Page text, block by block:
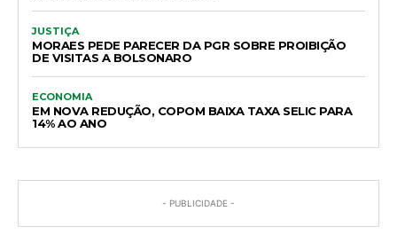
JUSTIÇA
MORAES PEDE PARECER DA PGR SOBRE PROIBIÇÃO
DE VISITAS A BOLSONARO
ECONOMIA
EM NOVA REDUÇÃO, COPOM BAIXA TAXA SELIC PARA
14% AO ANO
- PUBLICIDADE -